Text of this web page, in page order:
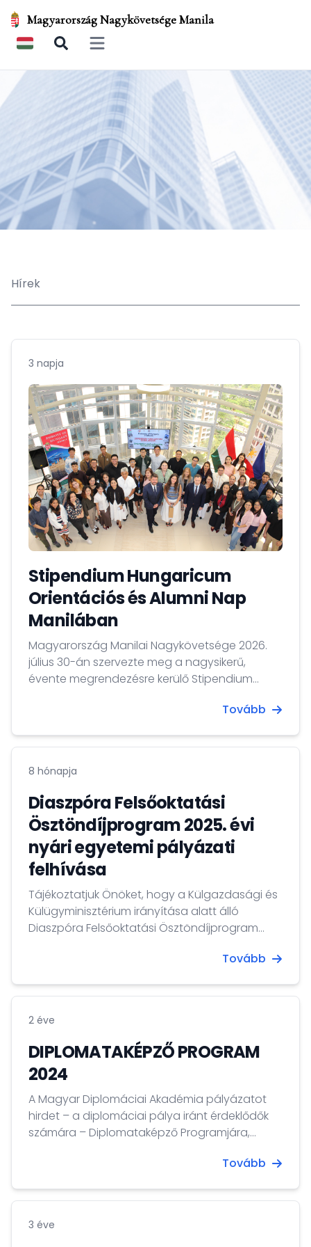
Magyarország Nagykövetsége Manila
Open main menu
Hírek
3 napja
Stipendium Hungaricum
Orientációs és Alumni Nap
Manilában
Magyarország Manilai Nagykövetsége 2026.
július 30-án szervezte meg a nagysikerű,
évente megrendezésre kerülő Stipendium
eseményen az új ösztöndíjasok, a program
(CHED) képviselői, valamint számos egyetem
szélesebb körű találkozóra került sor.
Tovább
8 hónapja
Diaszpóra Felsőoktatási
Ösztöndíjprogram 2025. évi
nyári egyetemi pályázati
felhívása
Tájékoztatjuk Önöket, hogy a Külgazdasági és
Külügyminisztérium irányítása alatt álló
Diaszpóra Felsőoktatási Ösztöndíjprogram
egyetemi pályázati lehetőség is meghirdetésre
(www.diasporascholarship.hu). A Diaszpóra
pályázati időszaka 2025. február 28-án zárul.
Tovább
2 éve
DIPLOMATAKÉPZŐ PROGRAM
2024
A Magyar Diplomáciai Akadémia pályázatot
hirdet – a diplomáciai pálya iránt érdeklődők
számára – Diplomataképző Programjára,
és a Nemzeti Közszolgálati Egyetem szakmai
Tovább
3 éve